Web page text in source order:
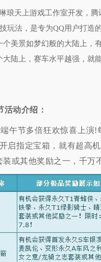
琅天上游戏工作室开发，
玩法，是专为QQ用户打造
美景如梦幻般的大陆上，
大陆上，赛车水平越强，就
动介绍：
节多倍狂欢惊喜上演!
启指定宝箱，就有超高
或其他奖励之一，千万